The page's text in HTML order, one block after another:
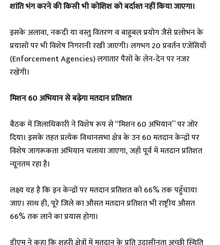
शांति भंग करने की किसी भी कोशिश को बर्दाश्त नहीं किया जाएगा।
इसके अलावा, नकदी या वस्तु वितरण व बाहुबल प्रयोग जैसे प्रलोभन के
प्रयासों पर भी विशेष निगरानी रखी जाएगी। लगभग 20 प्रवर्तन एजेंसियाँ
(Enforcement Agencies) लगातार पैसों के लेन-देन पर नजर
रखेंगी।
मिशन 60 अभियान से बढ़ेगा मतदान प्रतिशत
बैठक में जिलाधिकारी ने विशेष रूप से “मिशन 60 अभियान” पर जोर
दिया। इसके तहत प्रत्येक विधानसभा क्षेत्र के उन 60 मतदान केन्द्रों पर
विशेष जागरूकता अभियान चलाया जाएगा, जहाँ पूर्व में मतदान प्रतिशत
न्यूनतम रहा है।
लक्ष्य यह है कि इन केन्द्रों पर मतदान प्रतिशत को 66% तक पहुँचाया
जाए। साथ ही, पूरे जिले का औसत मतदान प्रतिशत भी राष्ट्रीय औसत
66% तक लाने का प्रयास होगा।